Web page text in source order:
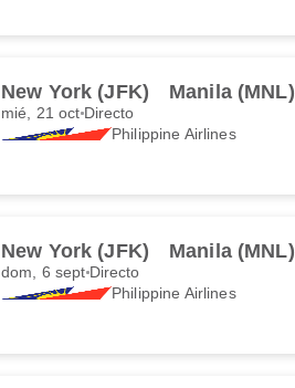
New York (JFK) Manila (MNL)
mié, 21 oct Directo
Philippine Airlines
New York (JFK) Manila (MNL)
dom, 6 sept Directo
Philippine Airlines